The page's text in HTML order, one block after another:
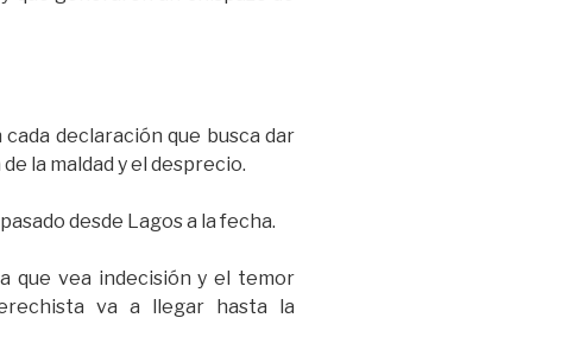
declaración que busca dar
la maldad y el desprecio.
desde Lagos a la fecha.
que vea indecisión y el temor
va a llegar hasta la